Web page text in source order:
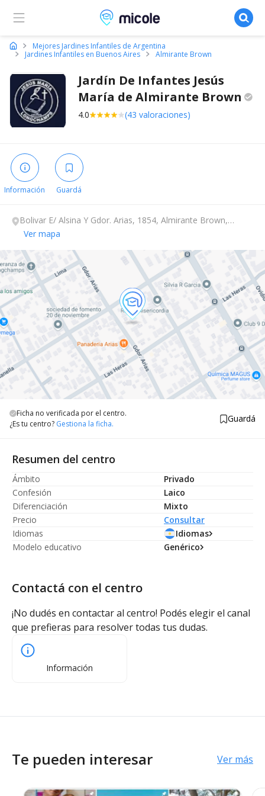
Micole, buscador de colegios
Mejores Jardines Infantiles de Argentina
Jardines Infantiles en Buenos Aires
Almirante Brown
Jardín De Infantes Jesús
María de Almirante Brown
4.0 (43 valoraciones)
Información Guardá
Bolivar E/ Alsina Y Gdor. Arias, 1854, Almirante Brown,
Buenos Aires.
Ver mapa
Ficha no verificada por el centro.
¿Es tu centro? Gestiona la ficha. Guardá
Resumen del centro
Ámbito
Privado
Confesión
Laico
Diferenciación
Mixto
Precio
Consultar
Idiomas
Idiomas
Modelo educativo
Genérico
Contactá con el centro
¡No dudés en contactar al centro! Podés elegir el canal
que prefieras para resolver todas tus dudas.
Información
Te pueden interesar Ver más